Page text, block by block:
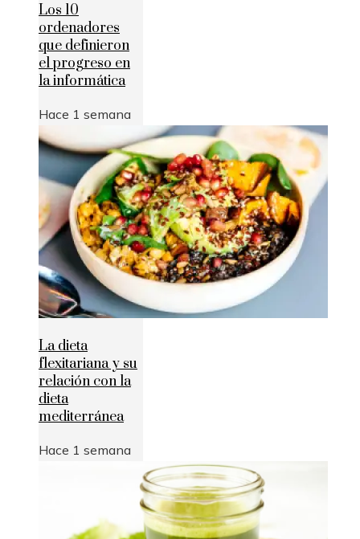
Los 10
ordenadores
que definieron
el progreso en
la informática
Hace 1 semana
La dieta
flexitariana y su
relación con la
dieta
mediterránea
Hace 1 semana